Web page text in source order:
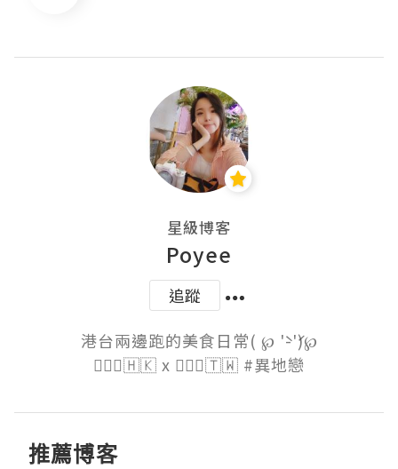
星級博客
Poyee
追蹤
港台兩邊跑的美食日常( ℘ '̀-'́)℘
🙋🏻‍♀️🇭🇰 x 🙋🏽‍♂️🇹🇼 #異地戀
推薦博客